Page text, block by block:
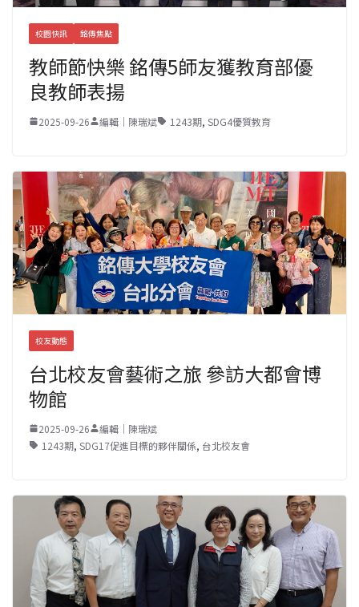
校園快訊 銘傳焦點
教師節快樂 銘傳5師友獲教育部優
良教師表揚
2025-09-26 編輯｜陳瑞斌 1243期, SDG4優質教育
校友動態
台北校友會藝術之旅 參訪大都會博
物館
2025-09-26
編輯｜陳瑞斌
1243期, SDG17促進目標的夥伴關係, 台北校友會